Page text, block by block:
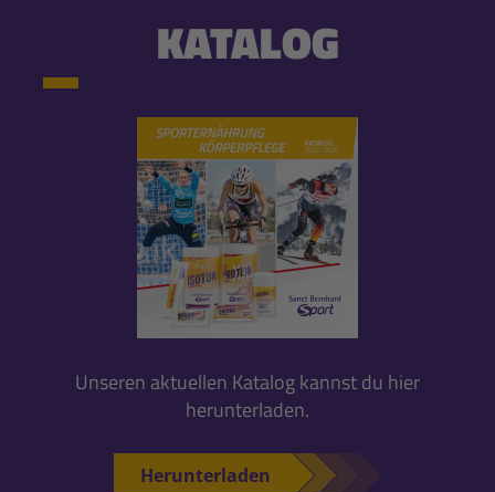
KATALOG
Unseren aktuellen Katalog kannst du hier
herunterladen.
Herunterladen